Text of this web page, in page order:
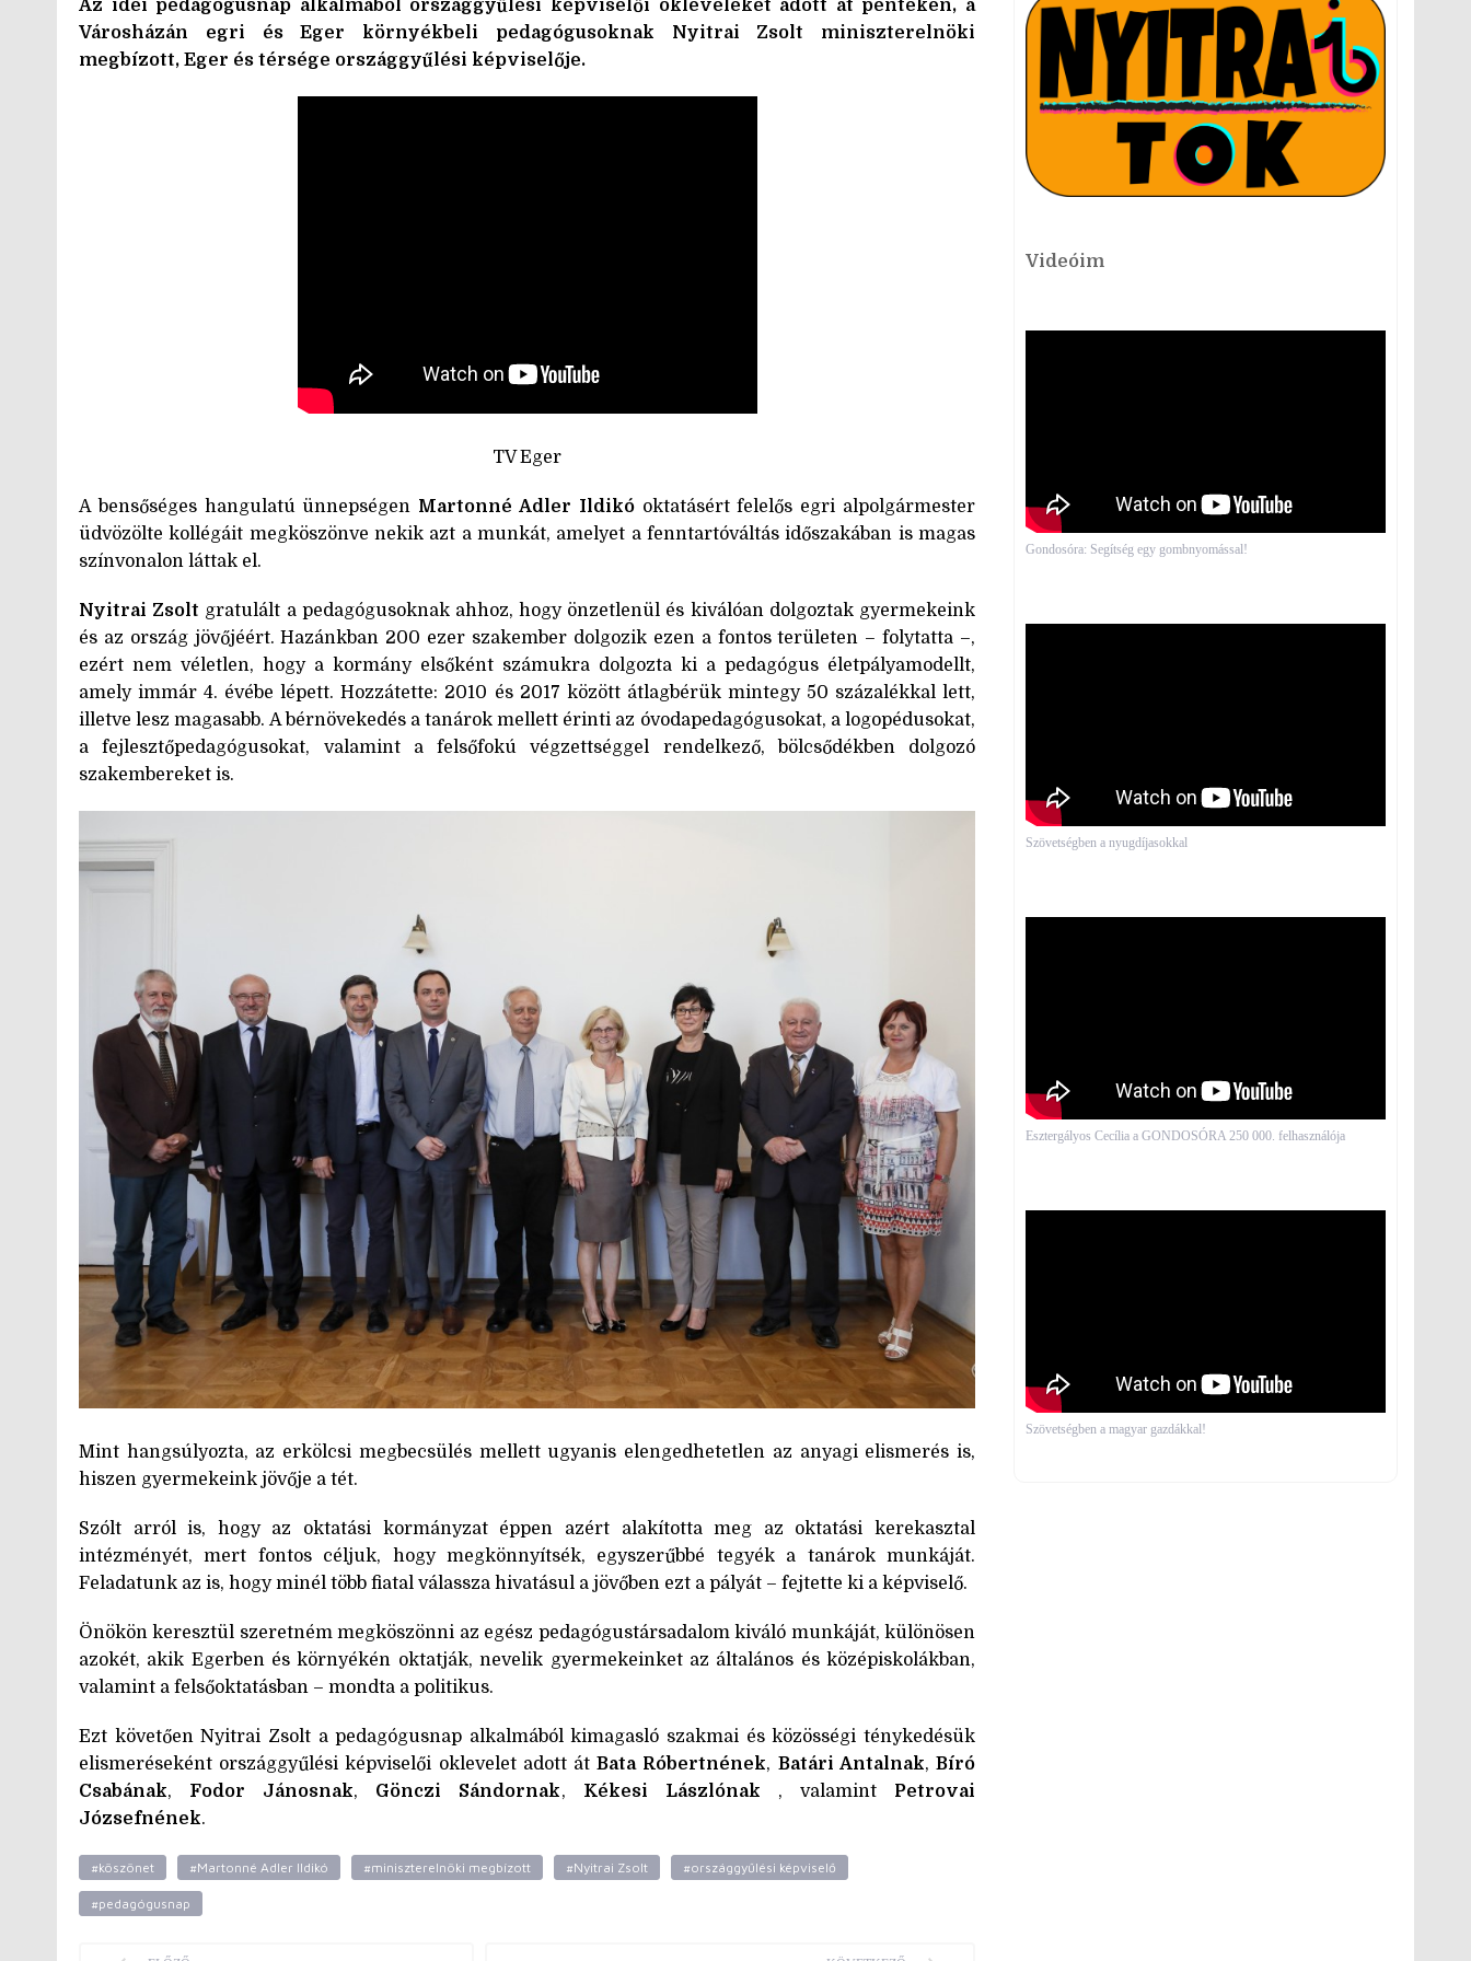
Az idei pedagógusnap alkalmából országgyűlési képviselői okleveleket adott át pénteken, a
Városházán egri és Eger környékbeli pedagógusoknak Nyitrai Zsolt miniszterelnöki
megbízott, Eger és térsége országgyűlési képviselője.
TV Eger
A bensőséges hangulatú ünnepségen Martonné Adler Ildikóoktatásért felelős egri alpolgármester
üdvözölte kollégáit megköszönve nekik azt a munkát, amelyet a fenntartóváltás időszakában is magas
színvonalon láttak el.
Nyitrai Zsolt gratulált a pedagógusoknak ahhoz, hogy önzetlenül és kiválóan dolgoztak gyermekeink
és az ország jövőjéért. Hazánkban 200 ezer szakember dolgozik ezen a fontos területen – folytatta –,
ezért nem véletlen, hogy a kormány elsőként számukra dolgozta ki a pedagógus életpályamodellt,
amely immár 4. évébe lépett. Hozzátette: 2010 és 2017 között átlagbérük mintegy 50 százalékkal lett,
illetve lesz magasabb. A bérnövekedés a tanárok mellett érinti az óvodapedagógusokat, a logopédusokat,
a fejlesztőpedagógusokat, valamint a felsőfokú végzettséggel rendelkező, bölcsődékben dolgozó
szakembereket is.
Mint hangsúlyozta, az erkölcsi megbecsülés mellett ugyanis elengedhetetlen az anyagi elismerés is,
hiszen gyermekeink jövője a tét.
Szólt arról is, hogy az oktatási kormányzat éppen azért alakította meg az oktatási kerekasztal
intézményét, mert fontos céljuk, hogy megkönnyítsék, egyszerűbbé tegyék a tanárok munkáját.
Feladatunk az is, hogy minél több fiatal válassza hivatásul a jövőben ezt a pályát – fejtette ki a képviselő.
Önökön keresztül szeretném megköszönni az egész pedagógustársadalom kiváló munkáját, különösen
azokét, akik Egerben és környékén oktatják, nevelik gyermekeinket az általános és középiskolákban,
valamint a felsőoktatásban – mondta a politikus.
Ezt követően Nyitrai Zsolt a pedagógusnap alkalmából kimagasló szakmai és közösségi ténykedésük
elismeréseként országgyűlési képviselői oklevelet adott át Bata Róbertnének, Batári Antalnak,Bíró
Csabának, Fodor Jánosnak, Gönczi Sándornak, Kékesi Lászlónak , valamint Petrovai
Józsefnének.
#köszönet #Martonné Adler Ildikó #miniszterelnöki megbízott #Nyitrai Zsolt #országgyűlési képviselő
#pedagógusnap
Videóim
Gondosóra: Segítség egy gombnyomással!
Szövetségben a nyugdíjasokkal
Esztergályos Cecília a GONDOSÓRA 250 000. felhasználója
Szövetségben a magyar gazdákkal!